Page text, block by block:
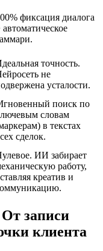
фиксация диалога
автоматическое
точность.
не
усталости.
поиск по
словам
в текстах
сделок.
ИИ забирает
работу,
креатив и
записи
клиента